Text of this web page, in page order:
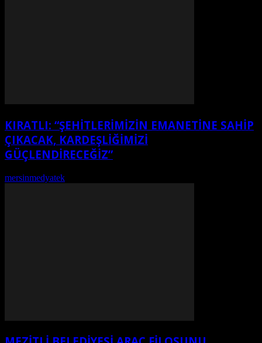
KIRATLI: “ŞEHITLERIMIZIN EMANETINE SAHIP
ÇIKACAK, KARDEŞLIĞIMIZI
GÜÇLENDIRECEĞIZ”
mersinmedyatek